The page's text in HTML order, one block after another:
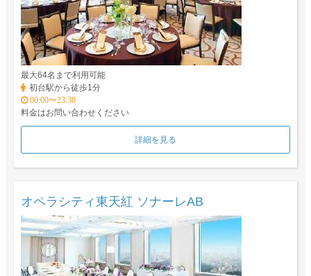
最大64名まで利用可能
初台駅から徒歩1分
00:00〜23:30
料金はお問い合わせください
詳細を見る
オペラシティ東天紅 ソナーレAB